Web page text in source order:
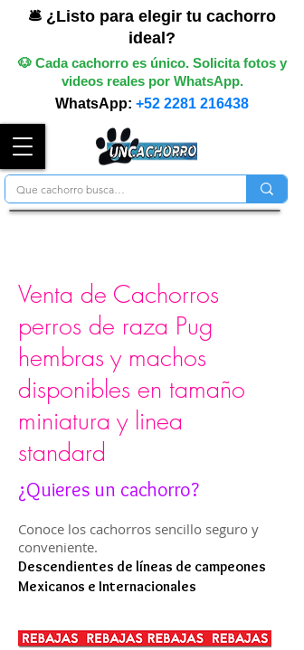
🛎️ ¿Listo para elegir tu cachorro
ideal?
🐶 Cada cachorro es único. Solicita fotos y
videos reales por WhatsApp.
WhatsApp: +52 2281 216438
Venta de Cachorros
perros de raza Pug
hembras y machos
disponibles en tamaño
miniatura y linea
standard
¿Quieres un cachorro?
Conoce los cachorros sencillo seguro y
conveniente.
Descendientes de líneas de campeones
Mexicanos e Internacionales